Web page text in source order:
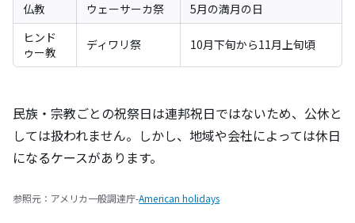
仏教 ウェーサーカ祭
5月の満月の日
ヒンド
ゥー教
ディワリ祭 10月下旬から11月上旬頃
民族・宗教ごとの祝祭日は連邦祝日ではないため、公休と
しては扱われません。しかし、地域や会社によっては休日
になるケースがあります。
参照元：アメリカ一般調達庁-American holidays